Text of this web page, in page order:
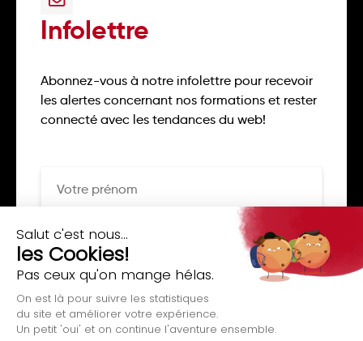
Infolettre
Abonnez-vous à notre infolettre pour recevoir
les alertes concernant nos formations et rester
connecté avec les tendances du web!